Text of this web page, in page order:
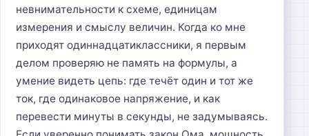
невнимательности к схеме, единицам
измерения и смыслу величин. Когда ко мне
приходят одиннадцатиклассники, я первым
делом проверяю не память на формулы, а
умение видеть цепь: где течёт один и тот же
ток, где одинаковое напряжение, и как
перевести минуты в секунды, не задумываясь.